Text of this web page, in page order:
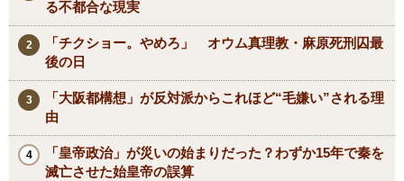
る不都合な現実
「チクショー。やめろ」 オウム真理教・麻原死刑囚最
後の日
「大阪都構想」が反対派からこれほど“毛嫌い”される理
由
「皇帝政治」が災いの始まりだった？わずか15年で秦を
滅亡させた始皇帝の誤算